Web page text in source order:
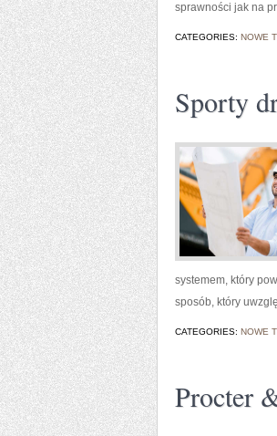
sprawności jak na
CATEGORIES: NOWE
Sporty
systemem, który
sposób, który
CATEGORIES: NOWE
Procter